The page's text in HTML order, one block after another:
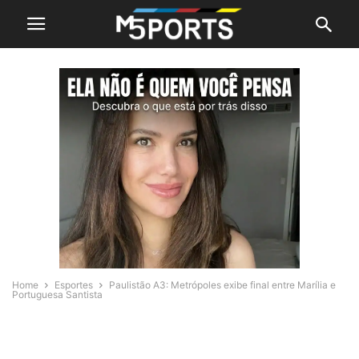
Home Esportes
Paulistão A3: Metrópoles exibe final entre Marília e
Portuguesa Santista